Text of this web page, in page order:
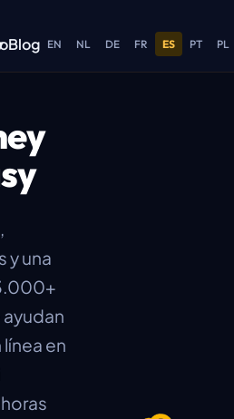
Blog EN NL DE FR ES PT PL
y una
en